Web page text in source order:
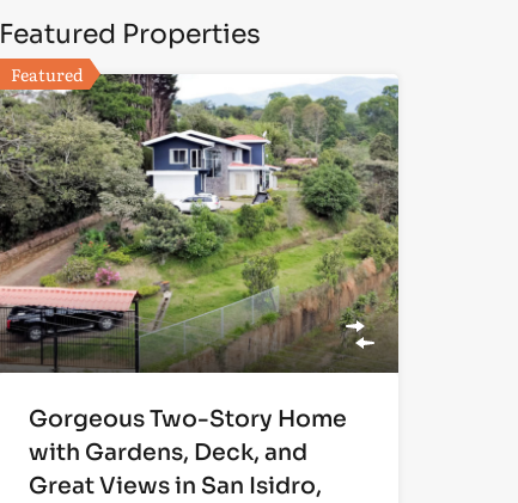
Featured Properties
Featured
Gorgeous Two-Story Home
with Gardens, Deck, and
Great Views in San Isidro,